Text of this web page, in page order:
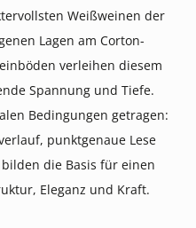
Weißweinen der
Lagen am Corton-
verleihen diesem
Spannung und Tiefe.
Bedingungen getragen:
punktgenaue Lese
die Basis für einen
Eleganz und Kraft.